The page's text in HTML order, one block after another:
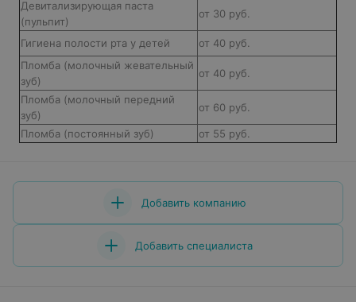
Девитализирующая паста
(пульпит)
от 30 руб.
Гигиена полости рта у детей
от 40 руб.
Пломба (молочный жевательный
зуб)
от 40 руб.
Пломба (молочный передний
зуб)
от 60 руб.
Пломба (постоянный зуб) от 55 руб.
Добавить компанию
Добавить специалиста